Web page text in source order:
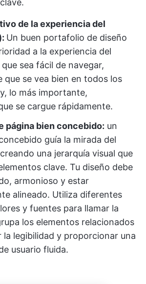
de la experiencia del
Un buen portafolio de diseño
a la experiencia del
sea fácil de navegar,
que se vea bien en todos los
lo más importante,
se cargue rápidamente.
página bien concebido: un
guía la mirada del
una jerarquía visual que
clave. Tu diseño debe
armonioso y estar
alineado. Utiliza diferentes
y fuentes para llamar la
los elementos relacionados
la legibilidad y proporcionar una
usuario fluida.